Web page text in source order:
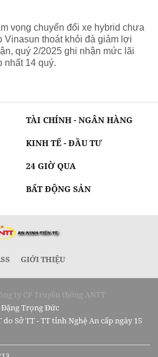
vọng chuyển đổi xe hybrid chưa
Vinasun thoát khỏi đà giảm lợi
quý 2/2025 ghi nhận mức lãi
nhất 14 quý.
TÀI CHÍNH - NGÂN HÀNG
KINH TẾ - ĐẦU TƯ
24 GIỜ QUA
BẤT ĐỘNG SẢN
GIỚI THIỆU
ty CP Truyền thông ANTT
Trọng Đức
do Sở TT - TT tỉnh Nghệ An cấp ngày 15